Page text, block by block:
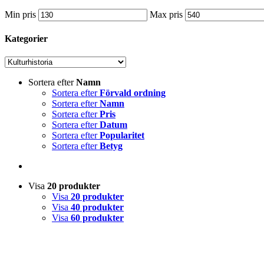
Min pris Max pris
Kategorier
Sortera efterNamn
Sortera efterFörvald ordning
Sortera efterNamn
Sortera efterPris
Sortera efterDatum
Sortera efterPopularitet
Sortera efterBetyg
Visa 20 produkter
Visa 20 produkter
Visa 40 produkter
Visa 60 produkter